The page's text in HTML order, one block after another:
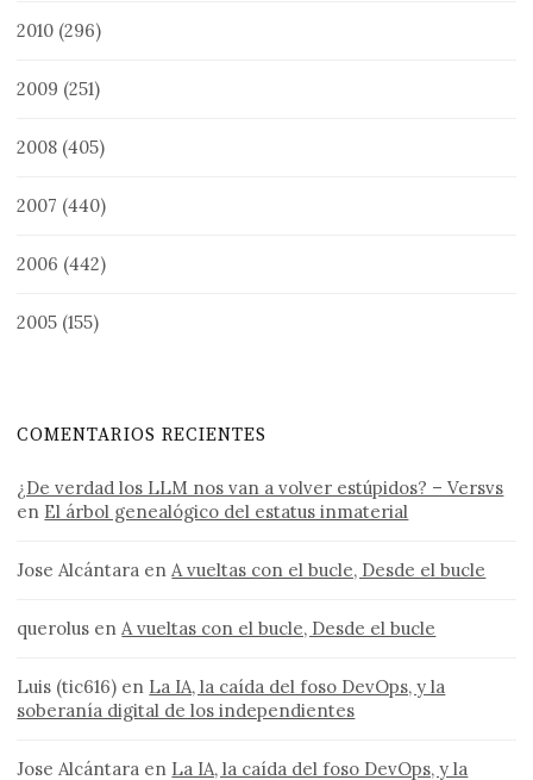
2010 (296)
2009 (251)
2008 (405)
2007 (440)
2006 (442)
2005 (155)
COMENTARIOS RECIENTES
¿De verdad los LLM nos van a volver estúpidos? – Versvs
en El árbol genealógico del estatus inmaterial
Jose Alcántara enA vueltas con el bucle, Desde el bucle
querolus enA vueltas con el bucle, Desde el bucle
Luis (tic616) en La IA, la caída del foso DevOps, y la
soberanía digital de los independientes
Jose Alcántara en La IA, la caída del foso DevOps, y la